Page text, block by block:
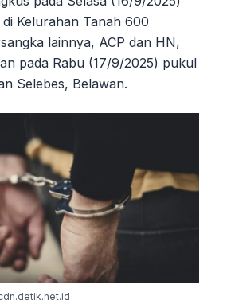
Kelurahan Tanah 600
lainnya, ACP dan HN,
pada Rabu (17/9/2025) pukul
Selebes, Belawan.